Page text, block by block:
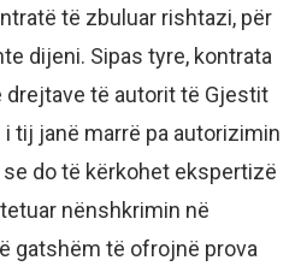
të zbuluar rishtazi, për
dijeni. Sipas tyre, kontrata
të autorit të Gjestit
tij janë marrë pa autorizimin
do të kërkohet ekspertizë
nënshkrimin në
gatshëm të ofrojnë prova